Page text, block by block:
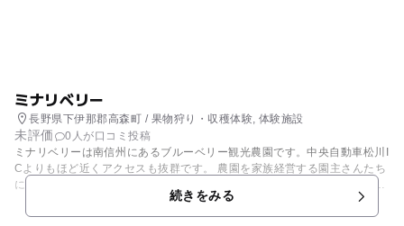
ミナリベリー
長野県下伊那郡高森町 / 果物狩り・収穫体験, 体験施設
未評価
0人が口コミ投稿
ミナリベリーは南信州にあるブルーベリー観光農園です。中央自動車松川I
Cよりもほど近くアクセスも抜群です。 農園を家族経営する園主さんたち
によるアットホームな雰囲気でブルーベリー狩りができます。大きな果実
で甘みもたっぷりあるブルーベリーが時間制限なしで食べ放題なのはとて
もうれしいです。料金設定もとても良心的で、食べ放題の上にお土産パッ
続きをみる